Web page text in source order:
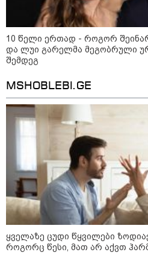
23:03 /
"ნია
20:39 /
10 წელი ერთად - როგორ
და ლუი გარელმა მეგობრული
შემდეგ
MSHOBLEBI.GE
ყველაზე ცუდი წყვილები
როგორც წესი, მათ არ აქვთ